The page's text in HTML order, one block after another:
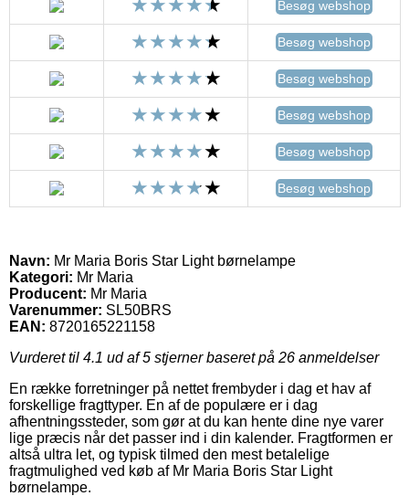
Besøg webshop
Besøg webshop
Besøg webshop
Besøg webshop
Besøg webshop
Besøg webshop
Navn: Mr Maria Boris Star Light børnelampe
Kategori: Mr Maria
Producent: Mr Maria
Varenummer: SL50BRS
EAN: 8720165221158
Vurderet til 4.1 ud af 5 stjerner baseret på 26 anmeldelser
En række forretninger på nettet frembyder i dag et hav af
forskellige fragttyper. En af de populære er i dag
afhentningssteder, som gør at du kan hente dine nye varer
lige præcis når det passer ind i din kalender. Fragtformen er
altså ultra let, og typisk tilmed den mest betalelige
fragtmulighed ved køb af Mr Maria Boris Star Light
børnelampe.